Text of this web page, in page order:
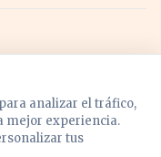
analizar el tráfico,
mejor experiencia.
tus